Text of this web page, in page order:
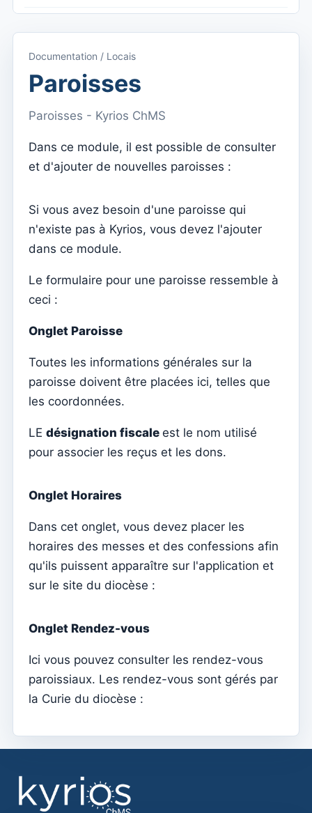
Menu principal (applications)
Basculer entre les abonnements
Dashboard
Tableau de bord
Curé de la paroisse
Mode sombre
Modifier la paroisse
se déconnecter
Configurer un compte SMTP pour envoyer des emails
sur Kyrios
Catequese
Formulaires d'inscription à la catéchèse
Transferts
Rapports
Liste des groupes/recherche
Accès à Kyrios pour les catéchistes – comment se
connecter
Arquivo
Ministres extraordinaires de communion (MEC)
Documentation / Locais
Paroisses
Paroisses - Kyrios ChMS
Dans ce module, il est possible de consulter
et d'ajouter de nouvelles paroisses :
Si vous avez besoin d'une paroisse qui
n'existe pas à Kyrios, vous devez l'ajouter
dans ce module.
Le formulaire pour une paroisse ressemble à
ceci :
Onglet Paroisse
Toutes les informations générales sur la
paroisse doivent être placées ici, telles que
les coordonnées.
LE désignation fiscale est le nom utilisé
pour associer les reçus et les dons.
Onglet Horaires
Dans cet onglet, vous devez placer les
horaires des messes et des confessions afin
qu'ils puissent apparaître sur l'application et
sur le site du diocèse :
Onglet Rendez-vous
Ici vous pouvez consulter les rendez-vous
paroissiaux. Les rendez-vous sont gérés par
la Curie du diocèse :